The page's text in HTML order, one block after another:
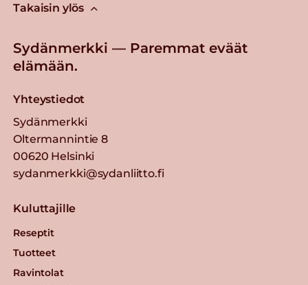
Takaisin ylös
Sydänmerkki — Paremmat eväät
elämään.
Yhteystiedot
Sydänmerkki
Oltermannintie 8
00620 Helsinki
sydanmerkki@sydanliitto.fi
Kuluttajille
Reseptit
Tuotteet
Ravintolat